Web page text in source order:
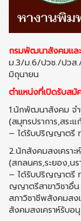
กรมพัฒนาสังคมแล
ม.3/ม.6/ปวช./ปวส
มิถุนายน
ตำแหน่งที่เปิดรับสมั
1.นักพัฒนาสังคม จ
(สมุทรปราการ,สระ
– ได้รับปริญญาตรี
2.นักสังคมสงเครา
(สกลนคร,ระยอง,น
– ได้รับปริญญาตรี
ญญาตรีสาขาวิชาอื่
สภาวิชาชีพสังคมสง
สังคมสงเคราห์รับอ